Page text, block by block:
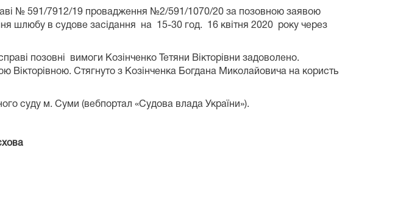
№ 591/7912/19 провадження №2/591/1070/20 за позовною заявою
шлюбу в судове засідання на 15-30 год. 16 квітня 2020 року через
позовні вимоги Козінченко Тетяни Вікторівни задоволено.
Стягнуто з Козінченка Богдана Миколайовича на користь
суду м. Суми (вебпортал «Судова влада України»).